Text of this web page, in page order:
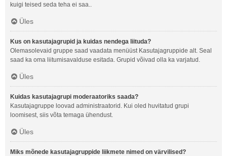
kuigi teised seda teha ei saa..
Üles
Kus on kasutajagrupid ja kuidas nendega liituda?
Olemasolevaid gruppe saad vaadata menüüst Kasutajagruppide alt. Seal
saad ka oma liitumisavalduse esitada. Grupid võivad olla ka varjatud.
Üles
Kuidas kasutajagrupi moderaatoriks saada?
Kasutajagruppe loovad administraatorid. Kui oled huvitatud grupi
loomisest, siis võta temaga ühendust.
Üles
Miks mõnede kasutajagruppide liikmete nimed on värvilised?